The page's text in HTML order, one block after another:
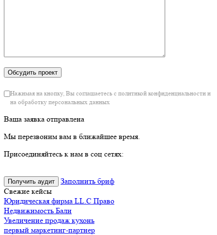
Нажимая на кнопку, Вы соглашаетесь с политикой конфиденциальности и
на обработку персональных данных
Ваша заявка отправлена
Мы перезвоним вам в ближайшее время.
Присоединяйтесь к нам в соц сетях:
Получить аудит
Заполнить бриф
Свежие кейсы
Юридическая фирма LL.C Право
Недвижимость Бали
Увеличение продаж кухонь
первый маркетинг-партнер